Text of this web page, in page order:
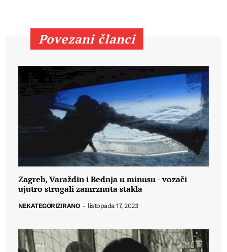
Povezani članci
Zagreb, Varaždin i Bednja u minusu - vozači
ujutro strugali zamrznuta stakla
NEKATEGORIZIRANO - listopada 17, 2023